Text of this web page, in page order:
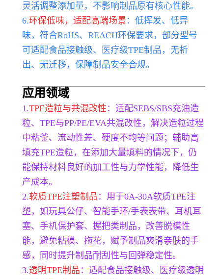
灵活调整添加量，不影响制品原有核心性能。
6.环保低味，适配高端场景 ：低挥发、低异
味，符合RoHS、REACH环保要求，部分型号
可适配食品接触级、医疗级TPE制品，无析
出、无迁移，保障制品安全合规。
应用领域
1.TPE造粒与共混改性 ：适配SEBS/SBS充油造
粒、TPE与PP/PE/EVA共混改性，解决造粒过程
中粘釜、流动性差、硬度不均等问题；辅助高
填充TPE造粒，在添加大量填料的情况下，仍
能保持材料良好的加工性与力学性能，降低生
产成本。
2.软质TPE注塑制品 ：用于0A-30A软质TPE注
塑，如玩具公仔、智能手环/手表表带、耳机耳
塞、手机保护套、握把类制品，改善脱模性
能，避免粘模、拖花，赋予制品爽滑亲肤的手
感，同时提升制品耐刮性与回弹稳定性。
3.透明TPE制品 ：适配食品接触级、医疗级透明